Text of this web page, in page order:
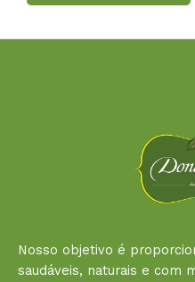
Nosso objetivo é
saudáveis, naturais e com